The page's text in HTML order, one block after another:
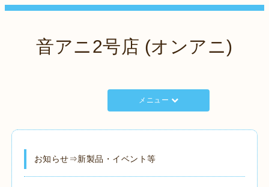
音アニ2号店 (オンアニ)
メニュー
お知らせ⇒新製品・イベント等